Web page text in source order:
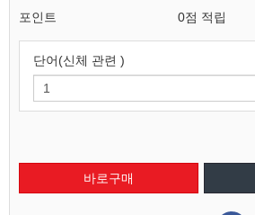
포인트 0점 적립
단어(신체 관련 )